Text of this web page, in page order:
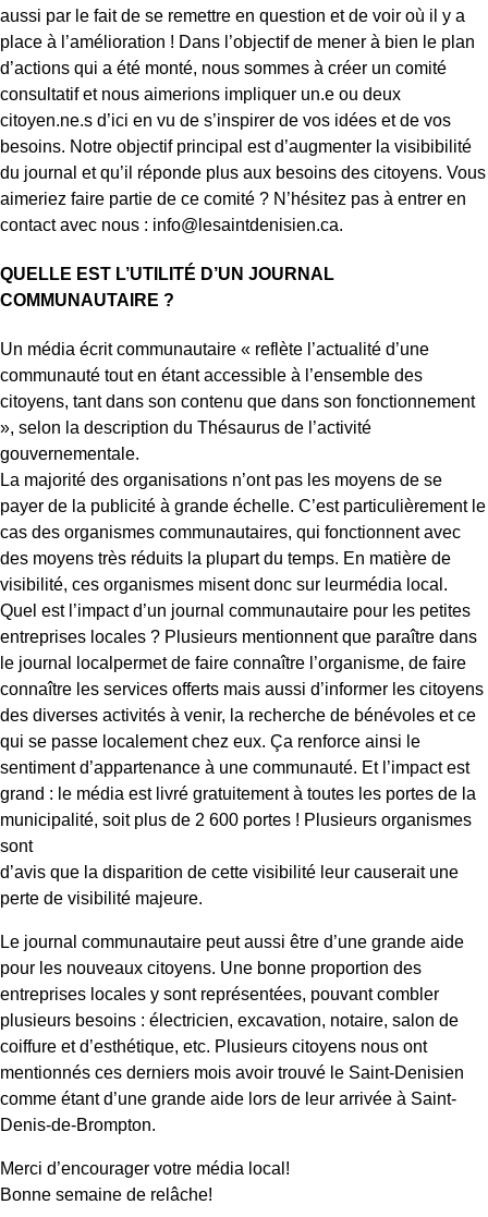
aussi par le fait de se remettre en question et de voir où il y a
place à l’amélioration ! Dans l’objectif de mener à bien le plan
d’actions qui a été monté, nous sommes à créer un comité
consultatif et nous aimerions impliquer un.e ou deux
citoyen.ne.s d’ici en vu de s’inspirer de vos idées et de vos
besoins. Notre objectif principal est d’augmenter la visibibilité
du journal et qu’il réponde plus aux besoins des citoyens. Vous
aimeriez faire partie de ce comité ? N’hésitez pas à entrer en
contact avec nous : info@lesaintdenisien.ca.
QUELLE EST L’UTILITÉ D’UN JOURNAL
COMMUNAUTAIRE ?
Un média écrit communautaire « reflète l’actualité d’une
communauté tout en étant accessible à l’ensemble des
citoyens, tant dans son contenu que dans son fonctionnement
», selon la description du Thésaurus de l’activité
gouvernementale.
La majorité des organisations n’ont pas les moyens de se
payer de la publicité à grande échelle. C’est particulièrement le
cas des organismes communautaires, qui fonctionnent avec
des moyens très réduits la plupart du temps. En matière de
visibilité, ces organismes misent donc sur leurmédia local.
Quel est l’impact d’un journal communautaire pour les petites
entreprises locales ? Plusieurs mentionnent que paraître dans
le journal localpermet de faire connaître l’organisme, de faire
connaître les services offerts mais aussi d’informer les citoyens
des diverses activités à venir, la recherche de bénévoles et ce
qui se passe localement chez eux. Ça renforce ainsi le
sentiment d’appartenance à une communauté. Et l’impact est
grand : le média est livré gratuitement à toutes les portes de la
municipalité, soit plus de 2 600 portes ! Plusieurs organismes
sont
d’avis que la disparition de cette visibilité leur causerait une
perte de visibilité majeure.
Le journal communautaire peut aussi être d’une grande aide
pour les nouveaux citoyens. Une bonne proportion des
entreprises locales y sont représentées, pouvant combler
plusieurs besoins : électricien, excavation, notaire, salon de
coiffure et d’esthétique, etc. Plusieurs citoyens nous ont
mentionnés ces derniers mois avoir trouvé le Saint-Denisien
comme étant d’une grande aide lors de leur arrivée à Saint-
Denis-de-Brompton.
Merci d’encourager votre média local!
Bonne semaine de relâche!